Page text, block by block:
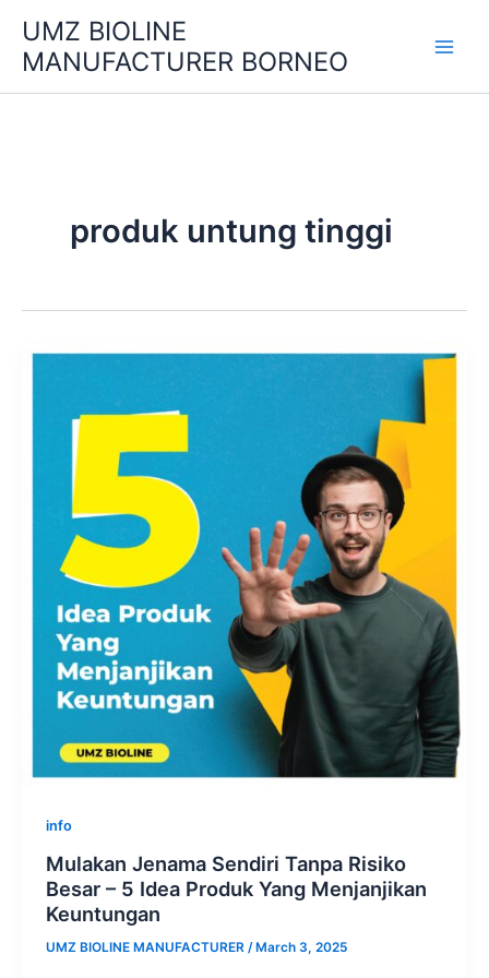
content
UMZ BIOLINE
MANUFACTURER BORNEO
produk untung tinggi
info
Mulakan Jenama Sendiri Tanpa Risiko
Besar – 5 Idea Produk Yang Menjanjikan
Keuntungan
UMZ BIOLINE MANUFACTURER /March 3, 2025